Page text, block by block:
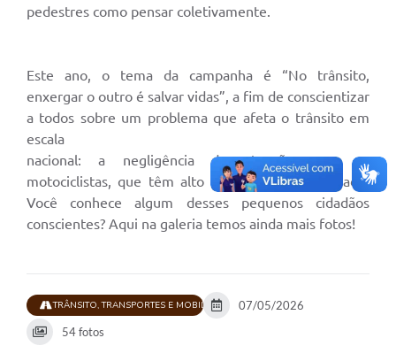
pedestres como pensar coletivamente.
Este ano, o tema da campanha é “No trânsito,
enxergar o outro é salvar vidas”, a fim de conscientizar
a todos sobre um problema que afeta o trânsito em
escala
nacional: a negligência de atenção para os
motociclistas, que têm alto nível de vulnerabilidade.
Você conhece algum desses pequenos cidadãos
conscientes? Aqui na galeria temos ainda mais fotos!
TRÂNSITO, TRANSPORTES E MOBILIDADE URBANA
07/05/2026
54 fotos